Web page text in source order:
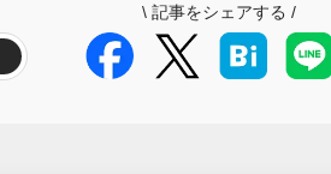
\ 記事をシェアする /